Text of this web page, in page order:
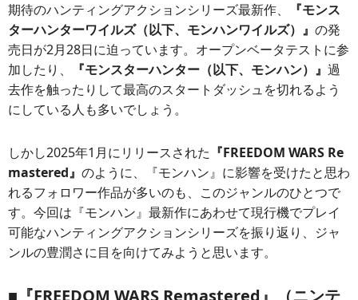
期待のハンティングアクションシリーズ最新作、
『モンス
ターハンターワイルズ（以下、モンハンワイルズ）』 の発
売日が2月28日に迫っています。オープンベータテストに参
加したり、
『モンスターハンター（以下、モンハン）』 過
去作を触ったりして最高のスタートダッシュを切れるよう
にしている人も多いでしょう。
しかし2025年1月にリリースされた 『FREEDOM WARS Re
mastered』 のように、『モンハン』に影響を受けたと思わ
れるフォロワー作品が多いのも、このジャンルのひとつで
す。今回は『モンハン』最新作にあわせて現行機でプレイ
可能なハンティングアクションシリーズを振り返り、ジャ
ンルの豊潤さに目を向けてみようと思います。
■『FREEDOM WARS Remastered』（ニンテ